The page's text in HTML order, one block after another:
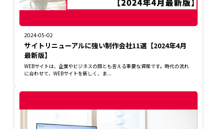
2024-05-02
サイトリニューアルに強い制作会社11選【2024年4月
最新版】
WEBサイトは、企業やビジネスの顔とも言える重要な資産です。時代の流れ
に合わせて、WEBサイトを新しく、ま...